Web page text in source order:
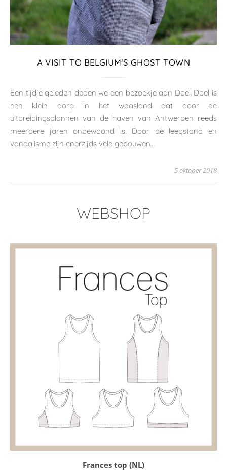
A VISIT TO BELGIUM'S GHOST TOWN
Een tijdje geleden deden we een bezoekje aan Doel. Doel is
een klein dorp in het waasland dat door de
uitbreidingsplannen van de haven van Antwerpen reeds
meerdere jaren onbewoond is. Door de leegstand en
vandalisme zijn enerzijds vele gebouwen…
5 oktober 2018
WEBSHOP
Frances top (NL)